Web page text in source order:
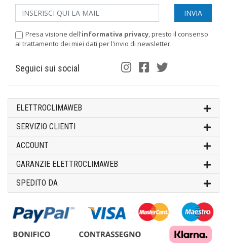
Presa visione dell'informativa privacy, presto il consenso
al trattamento dei miei dati per l'invio di newsletter.
Seguici sui social
ELETTROCLIMAWEB
SERVIZIO CLIENTI
ACCOUNT
GARANZIE ELETTROCLIMAWEB
SPEDITO DA